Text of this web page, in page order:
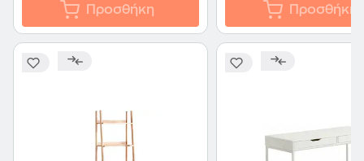
Προσθήκη Προσθήκη